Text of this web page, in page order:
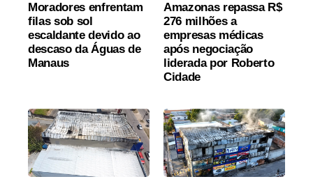
Moradores enfrentam
filas sob sol
escaldante devido ao
descaso da Águas de
Manaus
Amazonas repassa R$
276 milhões a
empresas médicas
após negociação
liderada por Roberto
Cidade